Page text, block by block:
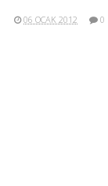
06 OCAK 2012 0